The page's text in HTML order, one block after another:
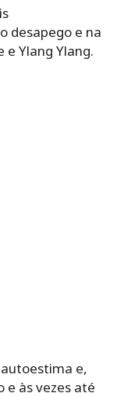
desapego e na
e Ylang Ylang.
e,
às vezes até